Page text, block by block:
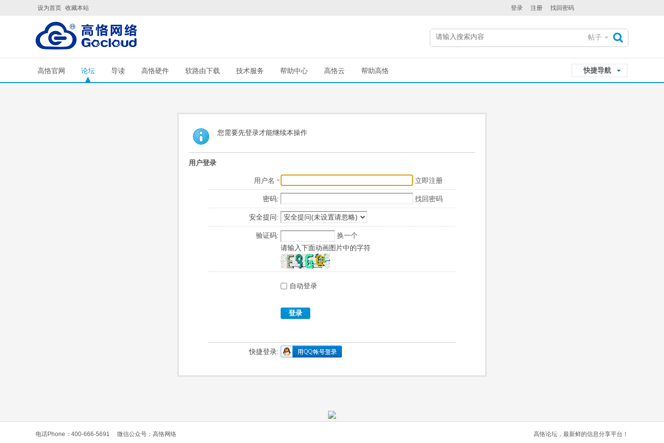
设为首页 收藏本站 登录 注册 找回密码
帖子
快捷导航
高恪官网 论坛 导读 高恪硬件 软路由下载 技术服务 帮助中心 高恪云 帮助高恪
您需要先登录才能继续本操作
用户登录
用户名 立即注册
密码: 找回密码
安全提问:
验证码:
换一个
请输入下面动画图片中的字符
自动登录
登录
快捷登录:
电话Phone：400-666-5691 微信公众号：高恪网络 高恪论坛，最新鲜的信息分享平台！